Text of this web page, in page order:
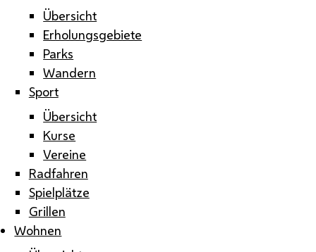
Übersicht
Erholungsgebiete
Parks
Wandern
Sport
Übersicht
Kurse
Vereine
Radfahren
Spielplätze
Grillen
Wohnen